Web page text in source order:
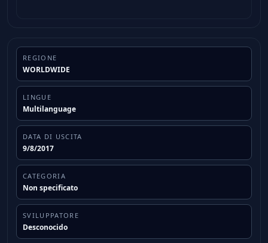
REGIONE
WORLDWIDE
LINGUE
Multilanguage
DATA DI USCITA
9/8/2017
CATEGORIA
Non specificato
SVILUPPATORE
Desconocido